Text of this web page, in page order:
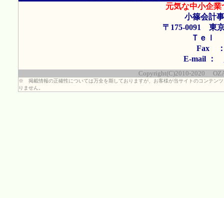
元気な中小企
小篠会計
〒175-0091 東
Ｔｅｌ
Fax ：
E-mail ：
Copyright(C)2010-2020
※ 掲載情報の正確性については万全を期しておりますが、お客様が当サイトのコンテン
りません。